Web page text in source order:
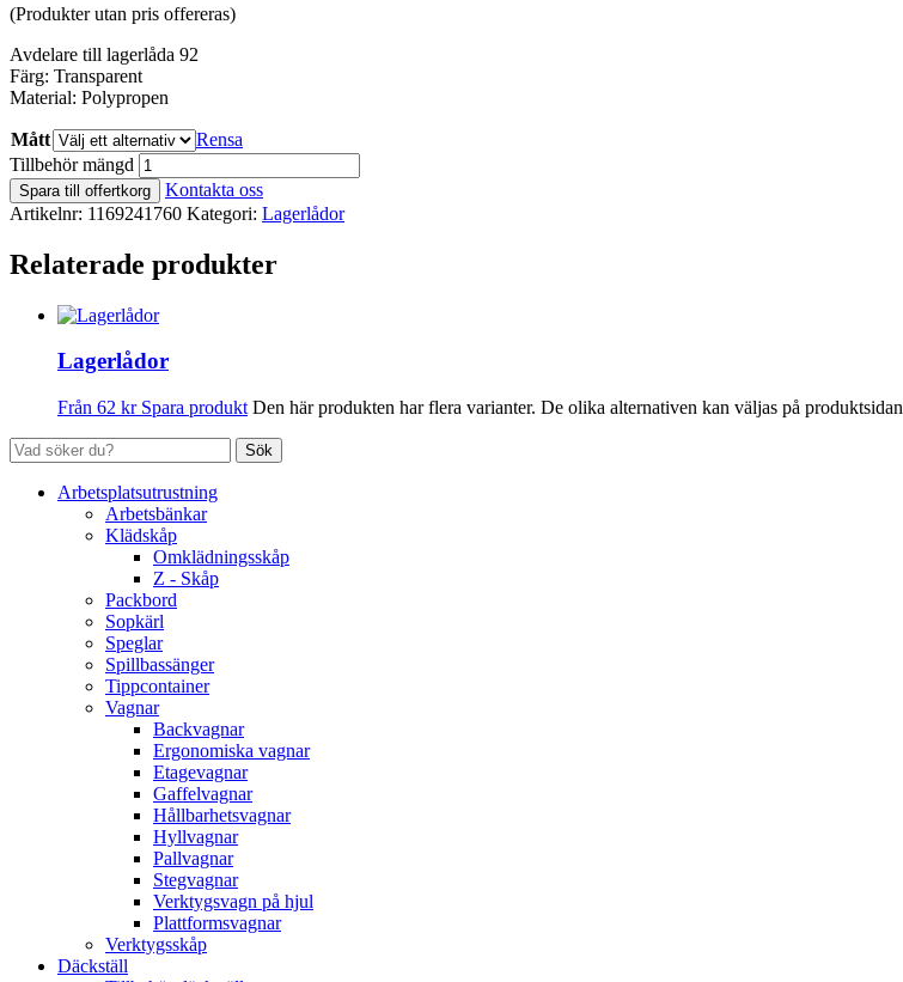
(Produkter utan pris offereras)
Avdelare till lagerlåda 92
Färg: Transparent
Material: Polypropen
Mått
Rensa
Tillbehör mängd
Spara till offertkorg
Kontakta oss
Artikelnr: 1169241760 Kategori: Lagerlådor
Relaterade produkter
Lagerlådor
Från 62 kr Spara produkt Den här produkten har flera varianter. De olika alternativen kan väljas på produktsidan
Sök
Arbetsplatsutrustning
Arbetsbänkar
Klädskåp
Omklädningsskåp
Z - Skåp
Packbord
Sopkärl
Speglar
Spillbassänger
Tippcontainer
Vagnar
Backvagnar
Ergonomiska vagnar
Etagevagnar
Gaffelvagnar
Hållbarhetsvagnar
Hyllvagnar
Pallvagnar
Stegvagnar
Verktygsvagn på hjul
Plattformsvagnar
Verktygsskåp
Däckställ